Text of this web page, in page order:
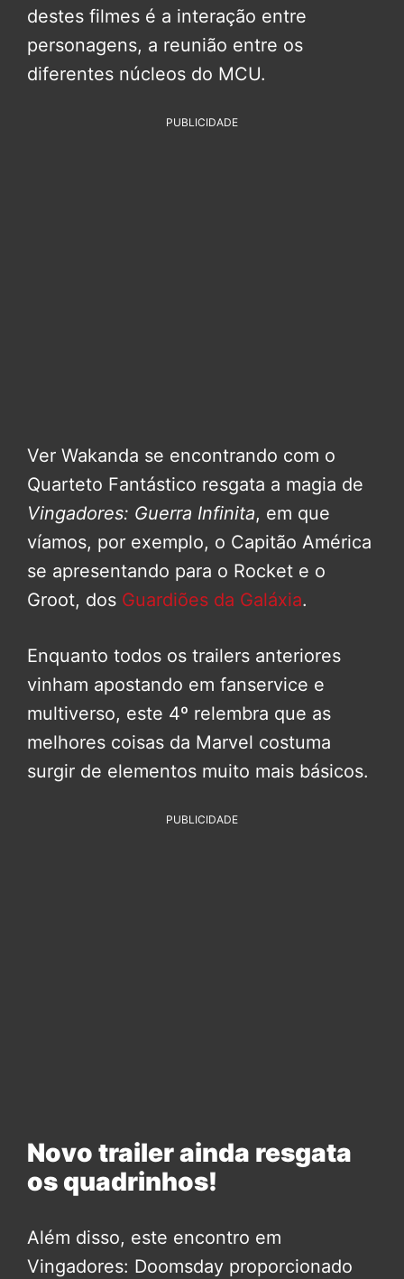
destes filmes é a interação entre
personagens, a reunião entre os
diferentes núcleos do MCU.
PUBLICIDADE
Ver Wakanda se encontrando com o
Quarteto Fantástico resgata a magia de
Vingadores: Guerra Infinita, em que
víamos, por exemplo, o Capitão América
se apresentando para o Rocket e o
Groot, dos Guardiões da Galáxia.
Enquanto todos os trailers anteriores
vinham apostando em fanservice e
multiverso, este 4º relembra que as
melhores coisas da Marvel costuma
surgir de elementos muito mais básicos.
PUBLICIDADE
Novo trailer ainda resgata
os quadrinhos!
Além disso, este encontro em
Vingadores: Doomsday proporcionado